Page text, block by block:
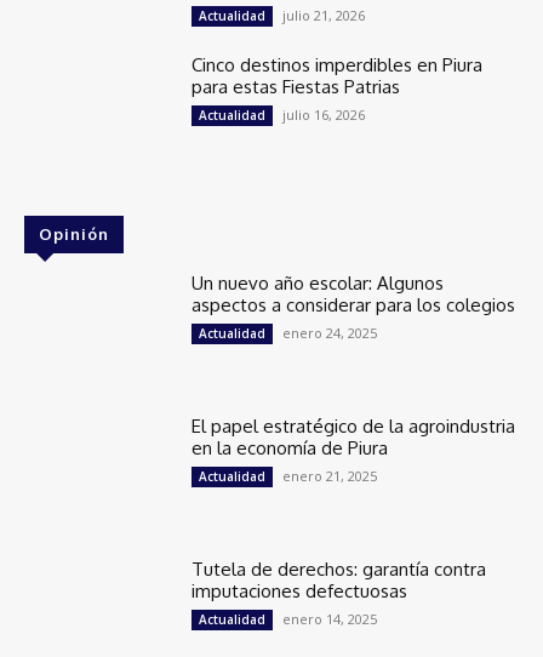
Actualidad julio 21, 2026
Cinco destinos imperdibles en Piura
para estas Fiestas Patrias
Actualidad julio 16, 2026
Opinión
Un nuevo año escolar: Algunos
aspectos a considerar para los colegios
Actualidad enero 24, 2025
El papel estratégico de la agroindustria
en la economía de Piura
Actualidad enero 21, 2025
Tutela de derechos: garantía contra
imputaciones defectuosas
Actualidad enero 14, 2025